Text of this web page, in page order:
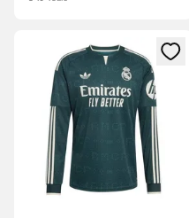
Megnyit egy modált a